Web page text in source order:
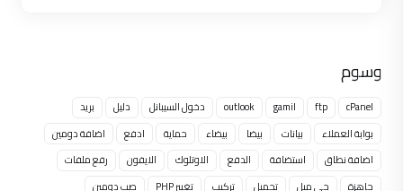
وسوم
cPanel
ftp
gamil
outlook دخول السيبانل دليل
بريد
بوابة العملاء
بيانات بيضا بيضاء حماية ادفع
اضافة دومين
اضافة نطاق
استضافة الدفع الاوتلوك الايفون
رفع ملفات
جاهزة
جي ميل تحميل تركيب تغيير PHP
صب دومين